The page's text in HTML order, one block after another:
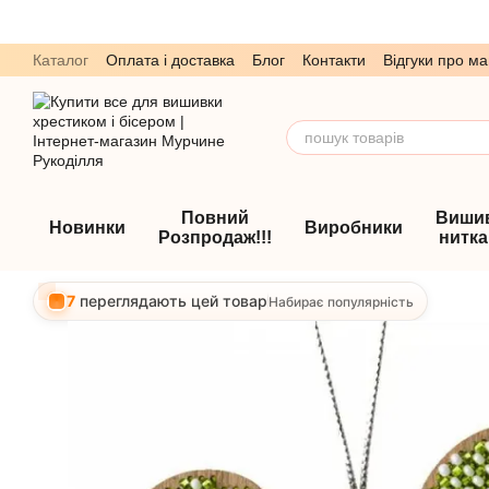
Каталог Оплата і доставка Блог Контакти
Відгуки про
Обмін та повернення
Угода користувача
Новинки
Повний
Розпродаж!!!
Виробники
7 переглядають цей товарНабирає популярність